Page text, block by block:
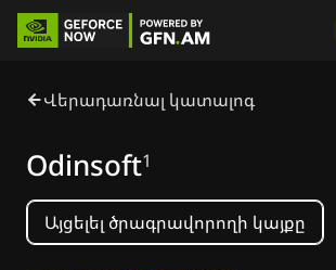
Վերադառնալ կատալոգ
Odinsoft1
Այցելել ծրագրավորողի կայքը